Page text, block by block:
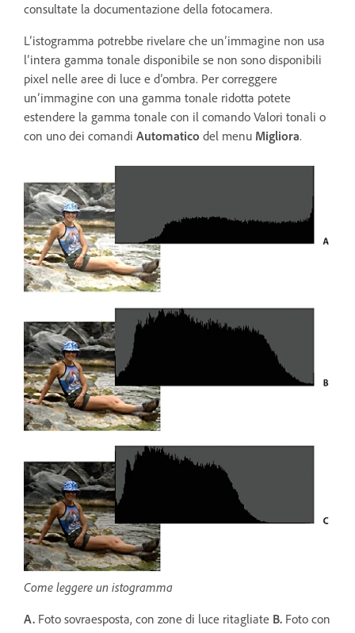
consultate la documentazione della fotocamera.
L’istogramma potrebbe rivelare che un’immagine non usa
l’intera gamma tonale disponibile se non sono disponibili
pixel nelle aree di luce e d’ombra. Per correggere
un’immagine con una gamma tonale ridotta potete
estendere la gamma tonale con il comando Valori tonali o
con uno dei comandi Automatico del menu Migliora.
Come leggere un istogramma
A. Foto sovraesposta, con zone di luce ritagliate B. Foto con